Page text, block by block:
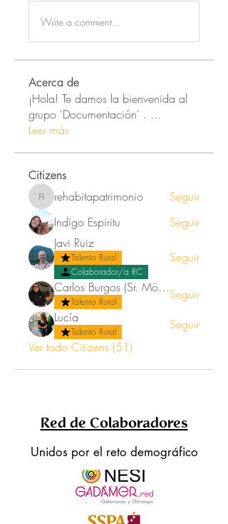
Write a comment...
Acerca de
¡Hola! Te damos la bienvenida al
grupo 'Documentación' . ...
Leer más
Citizens
rehabitapatrimonio
rehabitapatrimonio
Seguir
Indigo Espiritu
Seguir
Javi Ruiz
Talento Rural
Colaborador/a RC
Seguir
Carlos Burgos (Sr. Mörez)
Talento Rural
Seguir
Lucía
Talento Rural
Seguir
Ver todo Citizens (51)
Red de Colaboradores
Unidos por el reto demográfico